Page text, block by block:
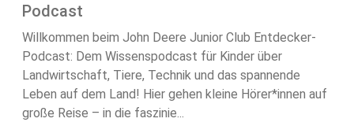
Podcast
Willkommen beim John Deere Junior Club Entdecker-
Podcast: Dem Wissenspodcast für Kinder über
Landwirtschaft, Tiere, Technik und das spannende
Leben auf dem Land! Hier gehen kleine Hörer*innen auf
große Reise – in die faszinie...